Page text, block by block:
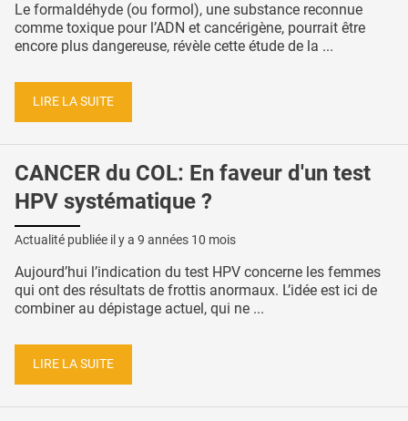
Le formaldéhyde (ou formol), une substance reconnue
comme toxique pour l’ADN et cancérigène, pourrait être
encore plus dangereuse, révèle cette étude de la ...
LIRE LA SUITE
CANCER du COL: En faveur d'un test
HPV systématique ?
Actualité publiée il y a 9 années 10 mois
Aujourd’hui l’indication du test HPV concerne les femmes
qui ont des résultats de frottis anormaux. L’idée est ici de
combiner au dépistage actuel, qui ne ...
LIRE LA SUITE